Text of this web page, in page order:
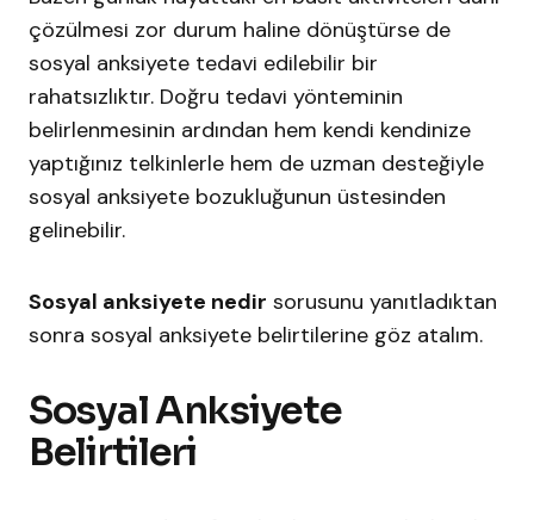
çözülmesi zor durum haline dönüştürse de
sosyal anksiyete tedavi edilebilir bir
rahatsızlıktır. Doğru tedavi yönteminin
belirlenmesinin ardından hem kendi kendinize
yaptığınız telkinlerle hem de uzman desteğiyle
sosyal anksiyete bozukluğunun üstesinden
gelinebilir.
Sosyal anksiyete nedir sorusunu yanıtladıktan
sonra sosyal anksiyete belirtilerine göz atalım.
Sosyal Anksiyete
Belirtileri